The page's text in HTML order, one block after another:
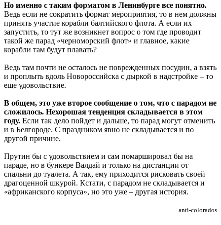
Но именно с таким форматом в Ленинбурге все понятно.
Ведь если не сократить формат мероприятия, то в нем должны
принять участие корабли балтийского флота. А если их
запустить, то тут же возникнет вопрос о том где проводит
такой же парад «черноморский флот» и главное, какие
корабли там будут плавать?
Ведь там почти не осталось не поврежденных посудин, а взять
и проплыть вдоль Новороссийска с дыркой в надстройке – то
еще удовольствие.
В общем, это уже второе сообщение о том, что с парадом не
сложилось. Нехорошая тенденция складывается в этом
году. Если так дело пойдет и дальше, то парад могут отменить
и в Белгороде. С праздником явно не складывается и по
другой причине.
Прутин бы с удовольствием и сам помаршировал бы на
параде, но в бункере Валдай и только на дистанции от
спальни до туалета. А так, ему приходится рисковать своей
драгоценной шкурой. Кстати, с парадом не складывается и
«африканского корпуса», но это уже – другая история.
anti-colorados